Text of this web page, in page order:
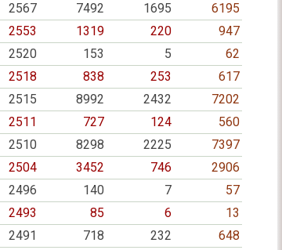
2567 7492 1695
6195
2553 1319 220
947
2520 153 5
62
2518 838 253
617
2515 8992 2432
7202
2511 727 124
560
2510 8298 2225
7397
2504 3452 746
2906
2496 140 7
57
2493 85 6
13
2491 718 232
648